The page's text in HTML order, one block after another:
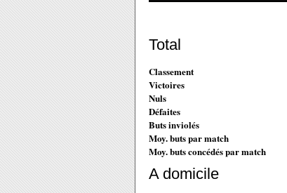
Total
Classement
Victoires
Nuls
Défaites
Buts inviolés
Moy. buts par match
Moy. buts concédés par match
A domicile